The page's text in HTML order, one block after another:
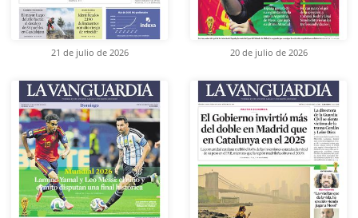
21 de julio de 2026 20 de julio de 2026